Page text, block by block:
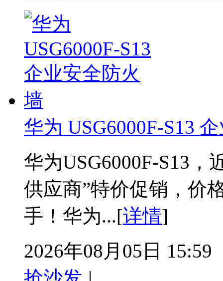
华为 USG6000F-S13
华为USG6000F-S13
供应商”特价促销，价
手！华为...[详情]
2026年08月05日 15:59